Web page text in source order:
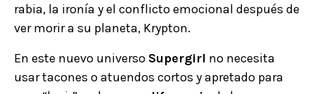
rabia, la ironía y el conflicto emocional después de
ver morir a su planeta, Krypton.
En este nuevo universo Supergirl no necesita
usar tacones o atuendos cortos y apretado para